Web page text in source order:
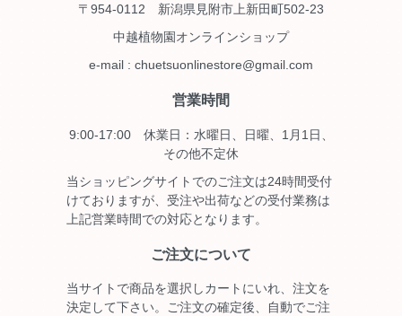
〒954-0112 新潟県見附市上新田町502-23
中越植物園オンラインショップ
e-mail : chuetsuonlinestore@gmail.com
営業時間
9:00-17:00 休業日：水曜日、日曜、1月1日、
その他不定休
当ショッピングサイトでのご注文は24時間受付
けておりますが、受注や出荷などの受付業務は
上記営業時間での対応となります。
ご注文について
当サイトで商品を選択しカートにいれ、注文を
決定して下さい。ご注文の確定後、自動でご注